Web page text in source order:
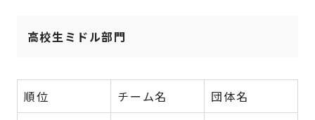
高校生ミドル部門
順位 チーム名
団体名